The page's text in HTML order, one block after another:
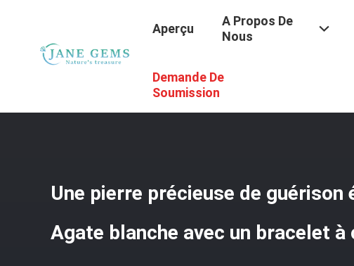
Aperçu
A Propos De
Nous
Demande De
Soumission
Joyaux En Pierres Précieuses Faits À La Main
Une pierre précieuse de guérison
Agate blanche avec un bracelet